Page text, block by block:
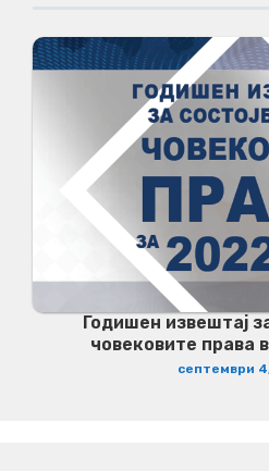
Годишен извештај
човековите права
септември